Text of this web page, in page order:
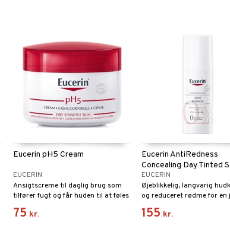
Eucerin pH5 Cream
EUCERIN
Ansigtscreme til daglig brug som
tilfører fugt og får huden til at føles
og se blød og glat ud.
75 kr.
Eucerin AntiRedness
Concealing Day Tinted
EUCERIN
Øjeblikkelig, langvarig
og reduceret rødme for en
hudtone
155 kr.